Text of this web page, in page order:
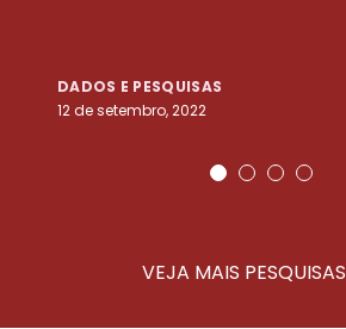
DADOS E PESQUISAS
12 de setembro, 2022
VEJA MAIS PESQUISAS